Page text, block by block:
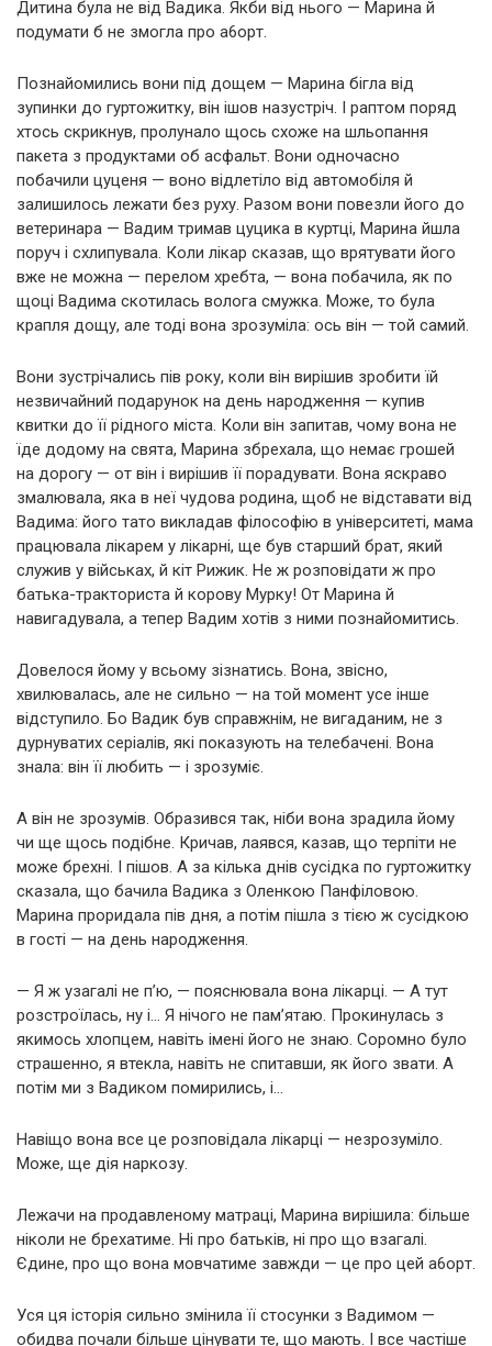
Дитина була не від Вадика. Якби від нього — Марина й
подумати б не змогла про a6opт.
Познайомились вони під дощем — Марина бігла від
зупинки до гуртожитку, він ішов назустріч. І раптом поряд
хтось скрикнув, пролунало щось схоже на шльопання
пакета з продуктами об асфальт. Вони одночасно
побачили цуценя — воно відлетіло від автомобіля й
залишилось лежати без руху. Разом вони повезли його до
ветеринара — Вадим тримав цуцика в куртці, Марина йшла
поруч і схлипувала. Коли лікар сказав, що врятувати його
вже не можна — перелом хребта, — вона побачила, як по
щоці Вадима скотилась волога смужка. Може, то була
крапля дощу, але тоді вона зрозуміла: ось він — той самий.
Вони зустрічались пів року, коли він вирішив зробити їй
незвичайний подарунок на день народження — купив
квитки до її рідного міста. Коли він запитав, чому вона не
їде додому на свята, Марина збрехала, що немає грошей
на дорогу — от він і вирішив її порадувати. Вона яскраво
змалювала, яка в неї чудова родина, щоб не відставати від
Вадима: його тато викладав філософію в університеті, мама
працювала лікарем у лікарні, ще був старший брат, який
служив у військах, й кіт Рижик. Не ж розповідати ж про
батька-тракториста й корову Мурку! От Марина й
навигадувала, а тепер Вадим хотів з ними познайомитись.
Довелося йому у всьому зізнатись. Вона, звісно,
хвилювалась, але не сильно — на той момент усе інше
відступило. Бо Вадик був справжнім, не вигаданим, не з
дурнуватих серіалів, які показують на телебачені. Вона
знала: він її любить — і зрозуміє.
А він не зрозумів. Образився так, ніби вона зрадила йому
чи ще щось подібне. Кричав, лаявся, казав, що терпіти не
може брехні. І пішов. А за кілька днів сусідка по гуртожитку
сказала, що бачила Вадика з Оленкою Панфіловою.
Марина проридала пів дня, а потім пішла з тією ж сусідкою
в гості — на день народження.
— Я ж узагалі не п’ю, — пояснювала вона лікарці. — А тут
розстроїлась, ну і… Я нічого не пам’ятаю. Прокинулась з
якимось хлопцем, навіть імені його не знаю. Соромно було
страшенно, я втекла, навіть не спитавши, як його звати. А
потім ми з Вадиком помирились, і…
Навіщо вона все це розповідала лікарці — незрозуміло.
Може, ще дія наркозу.
Лежачи на продавленому матраці, Марина вирішила: більше
ніколи не брехатиме. Ні про батьків, ні про що взагалі.
Єдине, про що вона мовчатиме завжди — це про цей a6opт.
Уся ця історія сильно змінила її стосунки з Вадимом —
обидва почали більше цінувати те, що мають. І все частіше